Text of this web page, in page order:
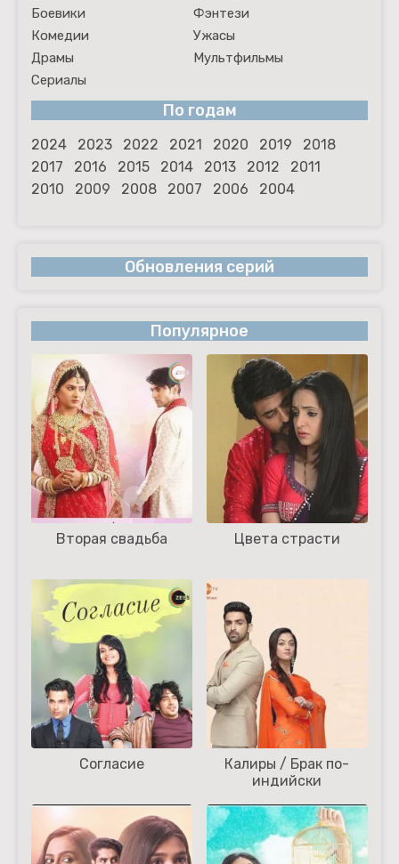
Боевики
Фэнтези
Комедии
Ужасы
Драмы
Мультфильмы
Сериалы
По годам
2024 2023 2022 2021 2020 2019
2018
2017
2016 2015 2014 2013 2012
2011
2010
2009 2008 2007 2006 2004
Обновления серий
Популярное
Вторая свадьба Цвета страсти
Согласие
Калиры / Брак по-
индийски